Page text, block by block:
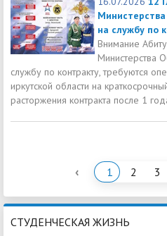
на службу по
Внимание
Министерства
службу по контракту, требуются
иркутской области на
расторжения контракта после 1
‹ 1 2 3
СТУДЕНЧЕСКАЯ ЖИЗНЬ